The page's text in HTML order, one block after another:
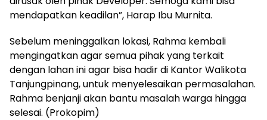
mendapatkan keadilan”, Harap Ibu Murnita.
Sebelum meninggalkan lokasi, Rahma kembali
mengingatkan agar semua pihak yang terkait
dengan lahan ini agar bisa hadir di Kantor Walikota
Tanjungpinang, untuk menyelesaikan permasalahan.
Rahma benjanji akan bantu masalah warga hingga
selesai. (Prokopim)